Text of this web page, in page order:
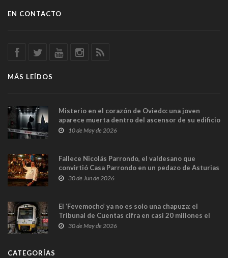
EN CONTACTO
MÁS LEÍDOS
Misterio en el corazón de Oviedo: una joven
aparece muerta dentro del ascensor de su edificio
y las cámaras captan sus últimos minutos
10 de May de 2026
Fallece Nicolás Parrondo, el valdesano que
convirtió Casa Parrondo en un pedazo de Asturias
en Madrid
30 de Jun de 2026
El ‘Fevemocho’ ya no es solo una chapuza: el
Tribunal de Cuentas cifra en casi 20 millones el
sobrecoste de los trenes que no cabían por los
30 de May de 2026
CATEGORÍAS